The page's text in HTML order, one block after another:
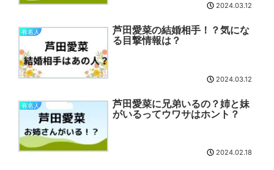
2024.03.12
有名人
芦田愛菜の結婚相手！？気にな
る目撃情報は？
2024.03.12
有名人
芦田愛菜に兄弟いるの？姉と妹
がいるってウワサはホント？
2024.02.18